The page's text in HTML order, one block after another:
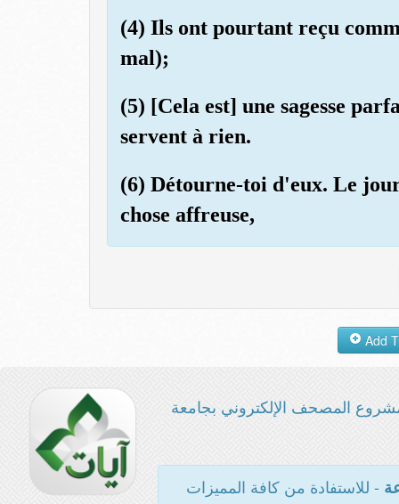
(4) Ils ont pourtant reçu
mal);
(5) [Cela est] une sagesse
servent à rien.
(6) Détourne-toi d'eux. Le
chose affreuse,
المصحف الإلكتروني بجامعة
- للاستفادة من كافة المميزات